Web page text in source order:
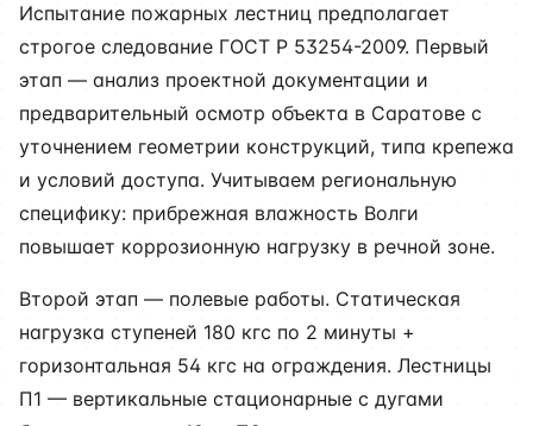
Испытание пожарных лестниц предполагает
строгое следование ГОСТ Р 53254-2009. Первый
этап — анализ проектной документации и
предварительный осмотр объекта в Саратове с
уточнением геометрии конструкций, типа крепежа
и условий доступа. Учитываем региональную
специфику: прибрежная влажность Волги
повышает коррозионную нагрузку в речной зоне.
Второй этап — полевые работы. Статическая
нагрузка ступеней 180 кгс по 2 минуты +
горизонтальная 54 кгс на ограждения. Лестницы
П1 — вертикальные стационарные с дугами